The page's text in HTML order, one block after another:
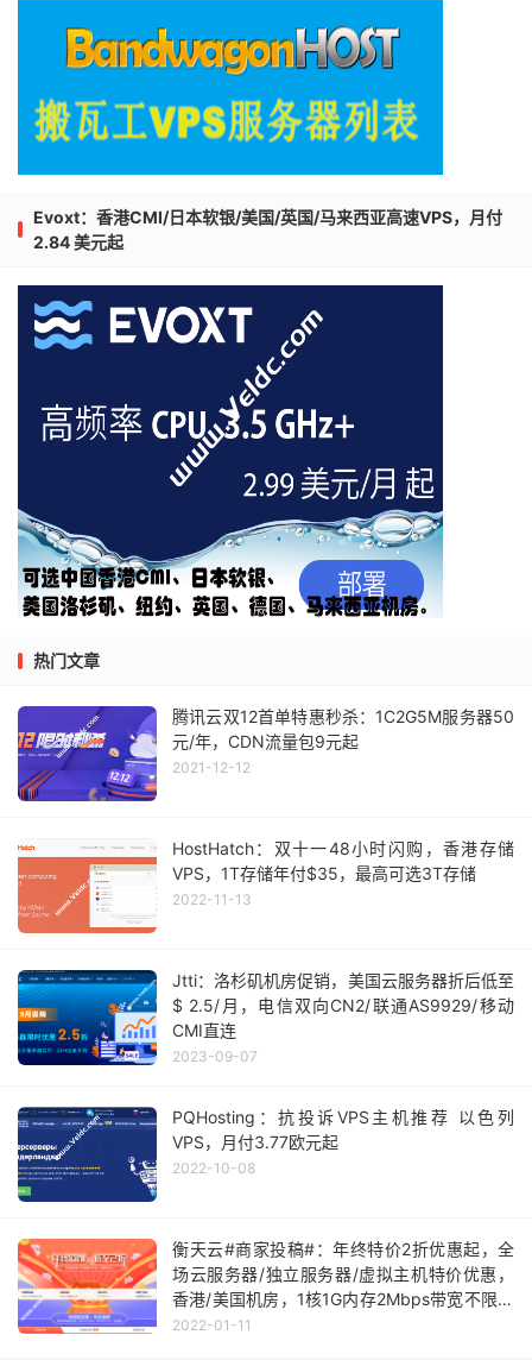
Evoxt：香港CMI/日本软银/美国/英国/马来西亚高速VPS，月付
2.84 美元起
热门文章
腾讯云双12首单特惠秒杀：1C2G5M服务器50
元/年，CDN流量包9元起
2021-12-12
HostHatch：双十一48小时闪购，香港存储
VPS，1T存储年付$35，最高可选3T存储
2022-11-13
Jtti：洛杉矶机房促销，美国云服务器折后低至
$ 2.5/月，电信双向CN2/联通AS9929/移动
CMI直连
2023-09-07
PQHosting：抗投诉VPS主机推荐 以色列
VPS，月付3.77欧元起
2022-10-08
衡天云#商家投稿#：年终特价2折优惠起，全
场云服务器/独立服务器/虚拟主机特价优惠，
香港/美国机房，1核1G内存2Mbps带宽不限流
量，12元/月起
2022-01-11